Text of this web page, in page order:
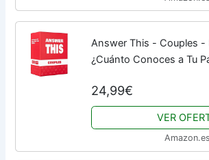
Answer This - Couples -
¿Cuánto Conoces a Tu
para Noche Romántica o
para...
24,99€
VER
Amazon.es